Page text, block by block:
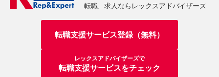
転職支援サービス登録（無料）
レックスアドバイザーズで
転職支援サービスをチェック